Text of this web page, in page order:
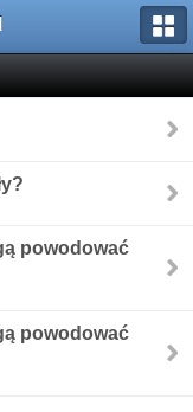
powodować
powodować